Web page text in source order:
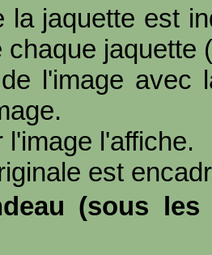
la jaquette est
chaque jaquette (
l'image avec
l'image l'affiche.
est
(sous